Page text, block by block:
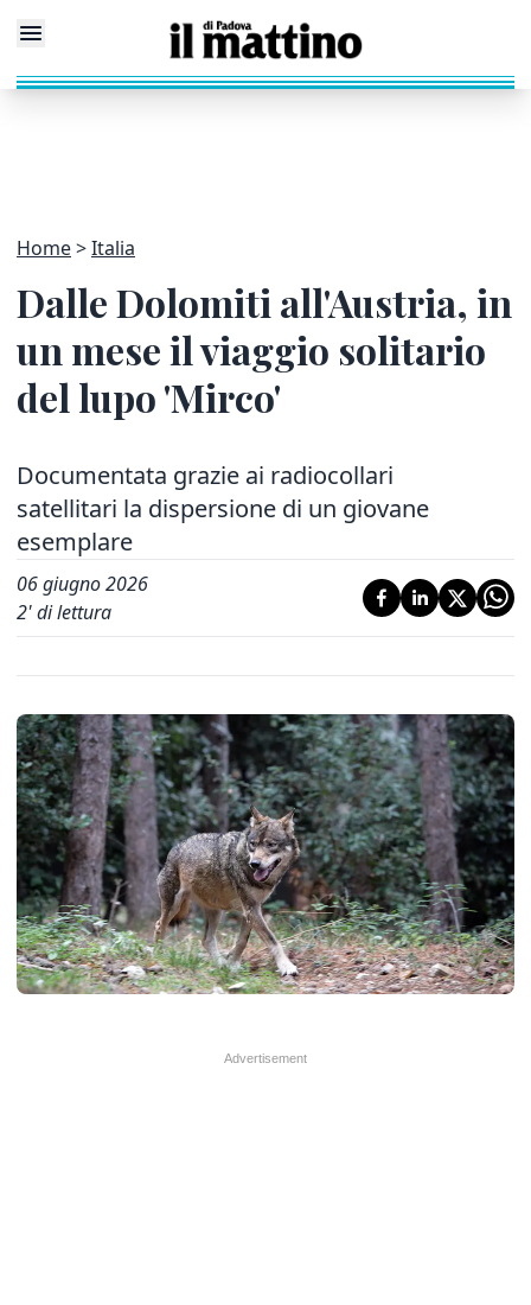
Home Italia
Dalle Dolomiti all'Austria, in
un mese il viaggio solitario
del lupo 'Mirco'
Documentata grazie ai radiocollari
satellitari la dispersione di un giovane
esemplare
06 giugno 2026
2' di lettura